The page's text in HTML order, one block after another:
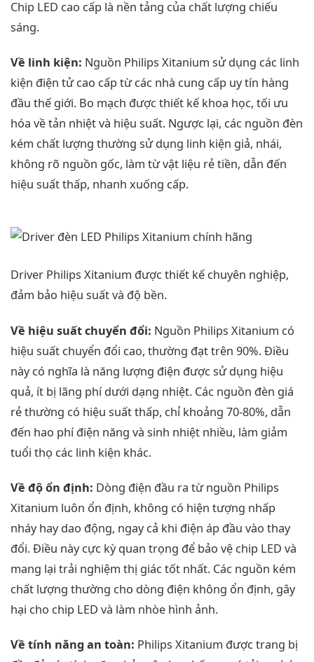
Chip LED cao cấp là nền tảng của chất lượng chiếu
sáng.
Về linh kiện: Nguồn Philips Xitanium sử dụng các linh
kiện điện tử cao cấp từ các nhà cung cấp uy tín hàng
đầu thế giới. Bo mạch được thiết kế khoa học, tối ưu
hóa về tản nhiệt và hiệu suất. Ngược lại, các nguồn đèn
kém chất lượng thường sử dụng linh kiện giả, nhái,
không rõ nguồn gốc, làm từ vật liệu rẻ tiền, dẫn đến
hiệu suất thấp, nhanh xuống cấp.
Driver Philips Xitanium được thiết kế chuyên nghiệp,
đảm bảo hiệu suất và độ bền.
Về hiệu suất chuyển đổi: Nguồn Philips Xitanium có
hiệu suất chuyển đổi cao, thường đạt trên 90%. Điều
này có nghĩa là năng lượng điện được sử dụng hiệu
quả, ít bị lãng phí dưới dạng nhiệt. Các nguồn đèn giá
rẻ thường có hiệu suất thấp, chỉ khoảng 70-80%, dẫn
đến hao phí điện năng và sinh nhiệt nhiều, làm giảm
tuổi thọ các linh kiện khác.
Về độ ổn định: Dòng điện đầu ra từ nguồn Philips
Xitanium luôn ổn định, không có hiện tượng nhấp
nháy hay dao động, ngay cả khi điện áp đầu vào thay
đổi. Điều này cực kỳ quan trọng để bảo vệ chip LED và
mang lại trải nghiệm thị giác tốt nhất. Các nguồn kém
chất lượng thường cho dòng điện không ổn định, gây
hại cho chip LED và làm nhòe hình ảnh.
Về tính năng an toàn: Philips Xitanium được trang bị